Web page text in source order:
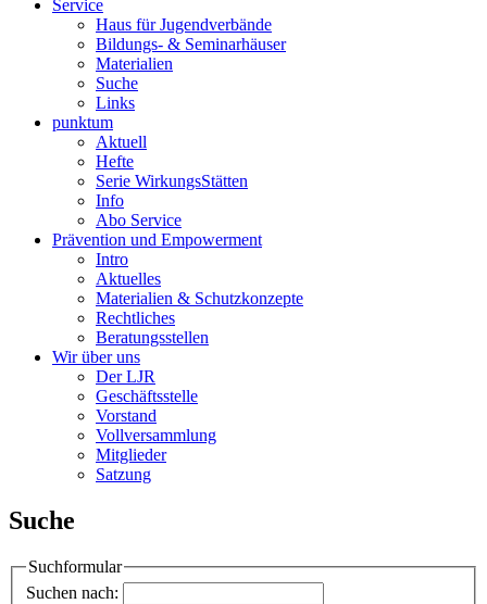
Service
Haus für Jugendverbände
Bildungs- & Seminarhäuser
Materialien
Suche
Links
punktum
Aktuell
Hefte
Serie WirkungsStätten
Info
Abo Service
Prävention und Empowerment
Intro
Aktuelles
Materialien & Schutzkonzepte
Rechtliches
Beratungsstellen
Wir über uns
Der LJR
Geschäftsstelle
Vorstand
Vollversammlung
Mitglieder
Satzung
Suche
Suchformular
Suchen nach: